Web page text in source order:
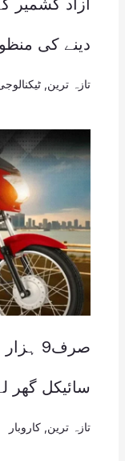
دینے کی
تازہ ترین
صرف9
سائیکل گھر
تازہ ترین کاروبار